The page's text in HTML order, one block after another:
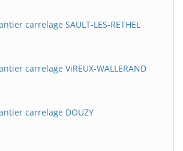
carrelage SAULT-LES-RETHEL
carrelage ViREUX-WALLERAND
carrelage DOUZY